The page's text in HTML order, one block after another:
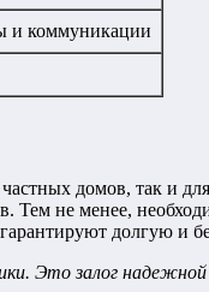
и коммуникации
домов, так и
Тем не менее,
долгую и
Это залог надежной